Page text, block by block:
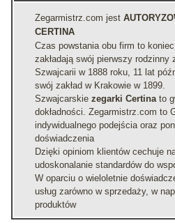
Zegarmistrz.com jest
CERTINA
Czas powstania obu firm to
zakładają swój pierwszy rodzinny
Szwajcarii w 1888 roku, 11 lat
swój zakład w Krakowie w 1899.
Szwajcarskie zegarki Certina to
dokładności. Zegarmistrz.com to
indywidualnego podejścia oraz
doświadczenia
Dzięki opiniom klientów cechuje
udoskonalanie standardów do
W oparciu o wieloletnie
usług zarówno w sprzedaży, w
produktów